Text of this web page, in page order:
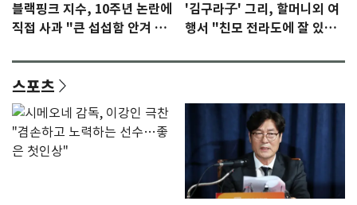
블랙핑크 지수, 10주년 논란에
직접 사과 "큰 섭섭함 안겨 미
'김구라子' 그리, 할머니외 여
행서 "친모 전라도에 잘 있
스포츠